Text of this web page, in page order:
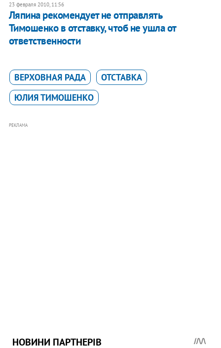
23 февраля 2010, 11:56
Ляпина рекомендует не отправлять
Тимошенко в отставку, чтоб не ушла от
ответственности
ВЕРХОВНАЯ РАДА
ОТСТАВКА
ЮЛИЯ ТИМОШЕНКО
РЕКЛАМА